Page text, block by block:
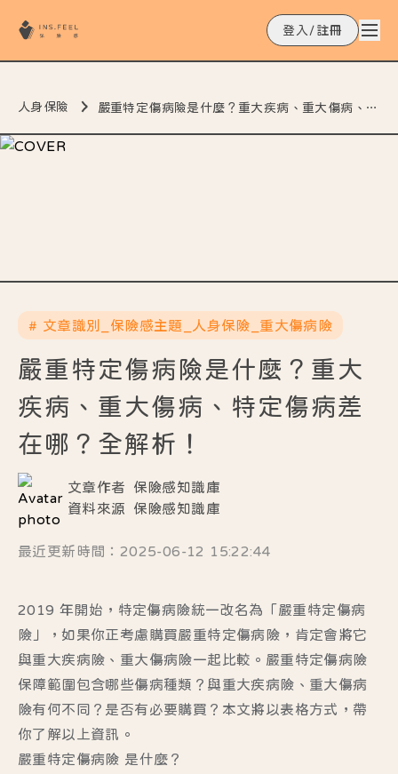
登入/註冊
人身保險 嚴重特定傷病險是什麼？重大疾病、重大傷病、特定傷病差在哪？全解析！
# 文章識別_保險感主題_人身保險_重大傷病險
嚴重特定傷病險是什麼？重大
疾病、重大傷病、特定傷病差
在哪？全解析！
文章作者
保險感知識庫
資料來源
保險感知識庫
最近更新時間：2025-06-12 15:22:44
2019 年開始，特定傷病險統一改名為「嚴重特定傷病
險」，如果你正考慮購買嚴重特定傷病險，肯定會將它
與重大疾病險、重大傷病險一起比較。嚴重特定傷病險
保障範圍包含哪些傷病種類？與重大疾病險、重大傷病
險有何不同？是否有必要購買？本文將以表格方式，帶
你了解以上資訊。
嚴重特定傷病險 是什麼？